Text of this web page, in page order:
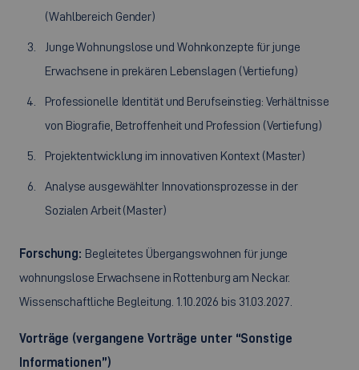
(Wahlbereich Gender)
Junge Wohnungslose und Wohnkonzepte für junge
Erwachsene in prekären Lebenslagen (Vertiefung)
Professionelle Identität und Berufseinstieg: Verhältnisse
von Biografie, Betroffenheit und Profession (Vertiefung)
Projektentwicklung im innovativen Kontext (Master)
Analyse ausgewählter Innovationsprozesse in der
Sozialen Arbeit (Master)
Forschung: Begleitetes Übergangswohnen für junge
wohnungslose Erwachsene in Rottenburg am Neckar.
Wissenschaftliche Begleitung. 1.10.2026 bis 31.03.2027.
Vorträge (vergangene Vorträge unter “Sonstige
Informationen”)